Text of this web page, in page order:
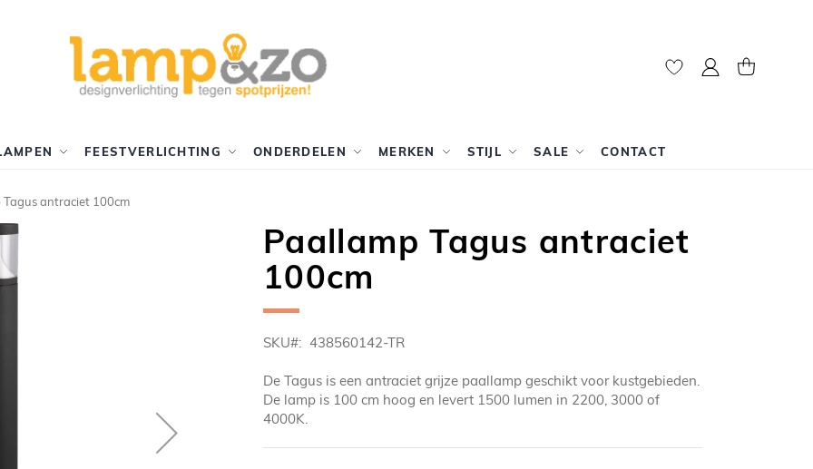
Mijn account
FEESTVERLICHTING ONDERDELEN MERKEN STIJL SALE CONTACT
Tagus antraciet 100cm
Paallamp Tagus antraciet
100cm
SKU 438560142-TR
De Tagus is een antraciet grijze paallamp geschikt voor kustgebieden.
De lamp is 100 cm hoog en levert 1500 lumen in 2200, 3000 of
4000K.